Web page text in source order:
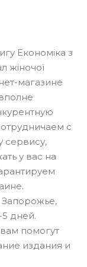
Економіка з
жіночої
магазине
с
сервису,
у вас на
Запорожье,
дней.
помогут
издания и